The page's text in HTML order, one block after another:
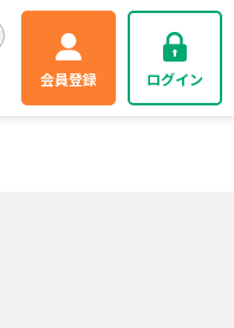
会員登録 ログイン